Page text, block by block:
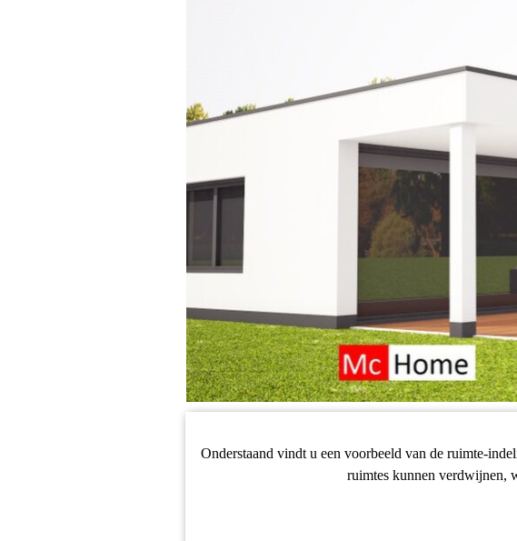
Onderstaand vindt u een voorbeeld van de ruimte-
ruimtes kunnen verdwijnen,